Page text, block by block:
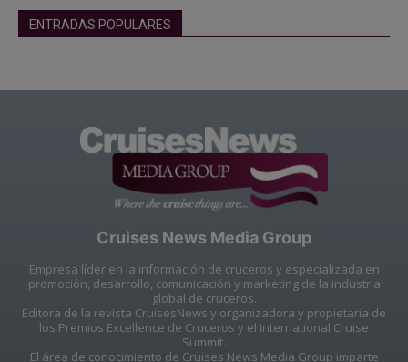
ENTRADAS POPULARES
Cruises News Media Group
Empresa líder en la información de cruceros y especializada en
promoción, desarrollo, comunicación y marketing de la industria
global de cruceros.
Editora de la revista CruisesNews y organizadora y propietaria de
los Premios Excellence de Cruceros y el International Cruise
Summit.
El área de conocimiento de Cruises News Media Group imparte